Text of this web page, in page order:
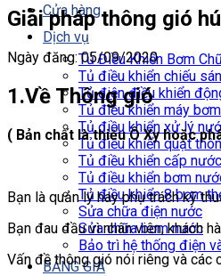
Cửa hàng
Dịch vụ
Tủ Điều Khiển Bơm
Tủ điều khiển chiếu
Tủ điện điều khiển
Tủ điều khiển máy
Tủ điều khiển xử lý
Tủ điều khiển quạt
Tủ điều khiển cấp
Tủ điều khiển bơm
Tủ điều khiển 8 bơm
Sửa chữa điện nước
Sửa chữa bơm nước
Bảo trì hệ thống điện
BẢNG GIÁ
Giải pháp thông gió
Ngày đăng: 05/09/2020
1.Về Thông gió
( Bản chất là thiếu Ô Xy hoặc
Bạn là quản lý hay phụ trách kỹ
Bạn đau đầu vì nhân viên, khách
Vấn đề thông gió nói riêng và các